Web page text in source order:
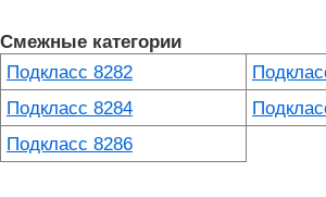
Смежные категории
Подкласс 8282
Подкласс 8284
Подкласс 8286